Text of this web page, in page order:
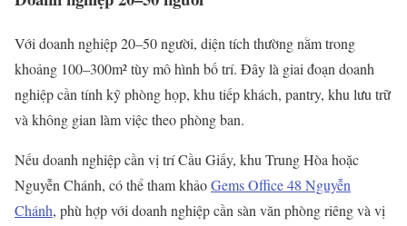
Với doanh nghiệp 20–50 người, diện tích thường nằm trong
khoảng 100–300m² tùy mô hình bố trí. Đây là giai đoạn doanh
nghiệp cần tính kỹ phòng họp, khu tiếp khách, pantry, khu lưu trữ
và không gian làm việc theo phòng ban.
Nếu doanh nghiệp cần vị trí Cầu Giấy, khu Trung Hòa hoặc
Nguyễn Chánh, có thể tham khảoGems Office 48 Nguyễn
Chánh, phù hợp với doanh nghiệp cần sàn văn phòng riêng và vị